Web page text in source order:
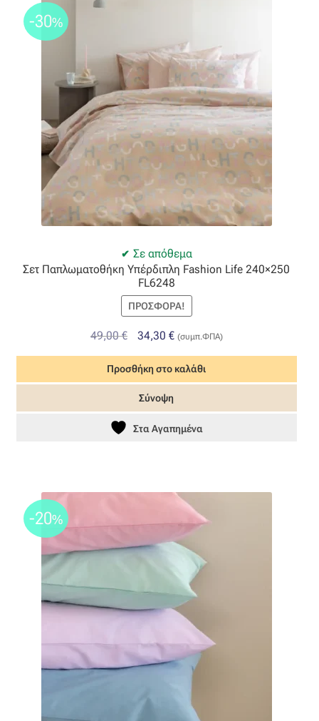
Μπροκάρ
Οργάντζα διπλή
Οργάντζα με κέντημα
Οργάντζα με ταφτά
Οργάντζα με φλοκ
Οργάντζα μεταξωτή
Οργάντζα ντεβορέ
Οργάντζα τσαλακωτή
Τρεβίρα
Υφαντό
Φιλ-κουπέ
Φόδρα
Σε απόθεμα
-30%
Σετ Παπλωματοθήκη Υπέρδιπλη Fashion Life 240×250
FL6248
ΠΡΟΣΦΟΡΆ!
49,00€
Original
price
was:
49,00 €.
34,30 €Η
τρέχουσα
τιμή
είναι:
(συμπ.ΦΠΑ)
Προσθήκη στο καλάθι
Σύνοψη
Στα Αγαπημένα
-20%